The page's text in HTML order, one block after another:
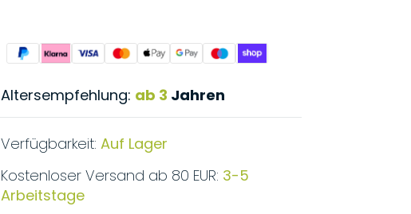
Altersempfehlung: ab 3 Jahren
Verfügbarkeit:Auf Lager
Kostenloser Versand ab 80 EUR: 3-5
Arbeitstage